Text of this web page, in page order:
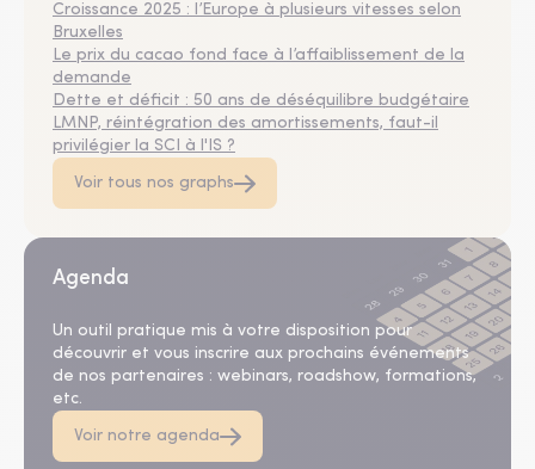
Croissance 2025 : l’Europe à plusieurs vitesses selon
Bruxelles
Le prix du cacao fond face à l’affaiblissement de la
demande
Dette et déficit : 50 ans de déséquilibre budgétaire
LMNP, réintégration des amortissements, faut-il
privilégier la SCI à l'IS ?
Voir tous nos graphs
Agenda
Un outil pratique mis à votre disposition pour
découvrir et vous inscrire aux prochains événements
de nos partenaires : webinars, roadshow, formations,
etc.
Voir notre agenda